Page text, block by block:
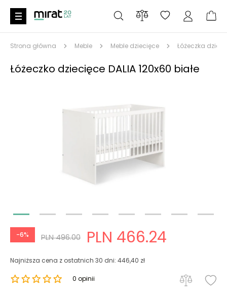
Strona główna Meble Meble dziecięce Łóżeczka
Łóżeczko dziecięce DALIA 120x60 białe
-6% PLN 496.00 PLN 466.24
Najniższa cena z ostatnich 30 dni: 446,40 zł
0 opinii